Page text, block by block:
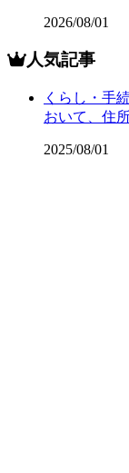
2026/08/01
人気記事
くらし・手
おいて、住
2025/08/01